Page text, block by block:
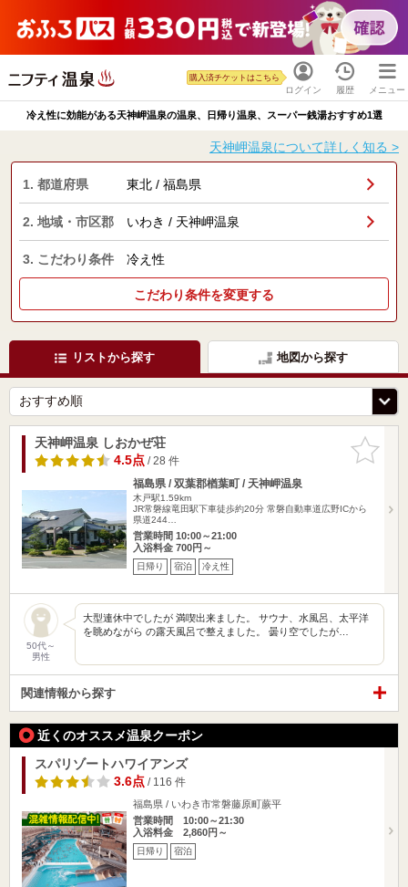
ログイン
購入済チケットはこちら
履歴 メニュー
冷え性に効能がある天神岬温泉の温泉、日帰り温泉、スーパー銭湯おすすめ1選
天神岬温泉について詳しく知る >
1. 都道府県 東北 / 福島県
2. 地域・市区郡 いわき / 天神岬温泉
3. こだわり条件 冷え性
こだわり条件を変更する
リストから探す 地図から探す
お気に入
りに追加
天神岬温泉 しおかぜ荘
4.5点/ 28 件
福島県 / 双葉郡楢葉町 / 天神岬温泉
木戸駅1.59km
JR常磐線竜田駅下車徒歩約20分 常磐自動車道広野ICから
県道244…
営業時間 10:00～21:00
入浴料金 700円～
日帰り 宿泊 冷え性
50代～
男性
大型連休中でしたが 満喫出来ました。 サウナ、水風呂、太平洋
を眺めながら の露天風呂で整えました。 曇り空でしたが…
関連情報から探す
近くのオススメ温泉クーポン
スパリゾートハワイアンズ
3.6点/ 116 件
福島県 / いわき市常磐藤原町蕨平
営業時間 10:00～21:30
入浴料金 2,860円～
日帰り 宿泊